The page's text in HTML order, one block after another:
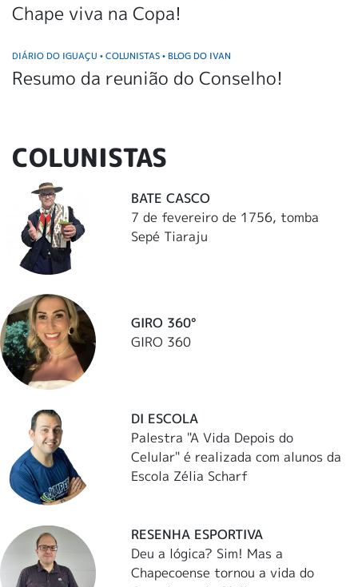
Chape viva na Copa!
DIÁRIO DO IGUAÇU • COLUNISTAS • BLOG DO IVAN
Resumo da reunião do Conselho!
COLUNISTAS
BATE CASCO
7 de fevereiro de 1756, tomba
Sepé Tiaraju
GIRO 360°
GIRO 360
DI ESCOLA
Palestra "A Vida Depois do
Celular" é realizada com alunos da
Escola Zélia Scharf
RESENHA ESPORTIVA
Deu a lógica? Sim! Mas a
Chapecoense tornou a vida do